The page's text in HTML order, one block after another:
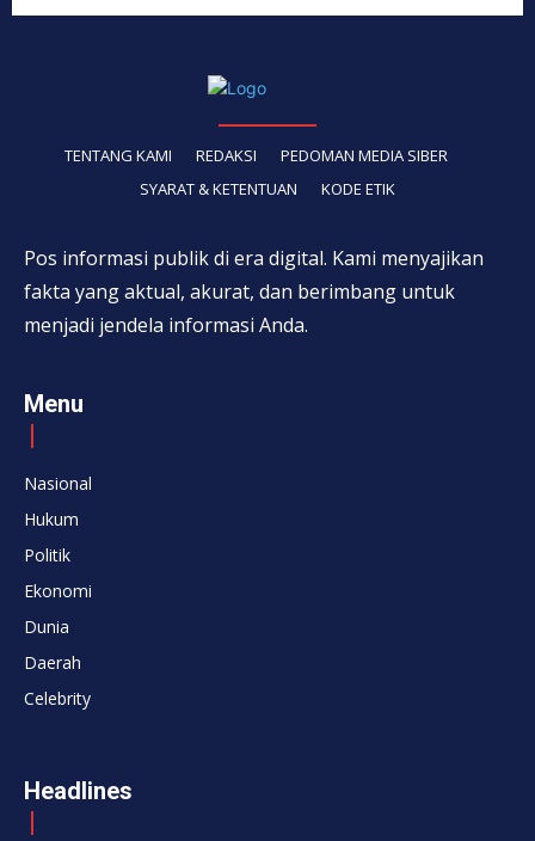
TENTANG KAMI REDAKSI
PEDOMAN MEDIA SIBER
SYARAT & KETENTUAN
KODE ETIK
Pos informasi publik di era digital. Kami menyajikan
fakta yang aktual, akurat, dan berimbang untuk
menjadi jendela informasi Anda.
Menu
Nasional
Hukum
Politik
Ekonomi
Dunia
Daerah
Celebrity
Headlines